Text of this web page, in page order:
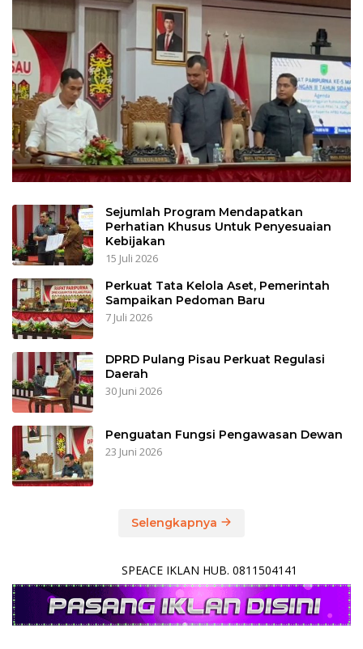
Sejumlah Program Mendapatkan
Perhatian Khusus Untuk Penyesuaian
Kebijakan
15 Juli 2026
Perkuat Tata Kelola Aset, Pemerintah
Sampaikan Pedoman Baru
7 Juli 2026
DPRD Pulang Pisau Perkuat Regulasi
Daerah
30 Juni 2026
Penguatan Fungsi Pengawasan Dewan
23 Juni 2026
Selengkapnya
SPEACE IKLAN HUB. 0811504141